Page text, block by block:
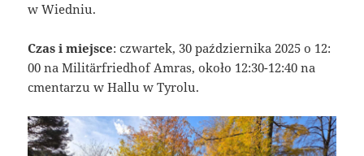
w Wiedniu.
Czas i miejsce: czwartek, 30 października 2025 o 12:
00 na Militärfriedhof Amras, około 12:30-12:40 na
cmentarzu w Hallu w Tyrolu.